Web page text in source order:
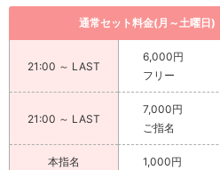
通常セット料金(月～土曜日
21:00 ～ LAST
6,000円
フリー
21:00 ～ LAST
7,000円
ご指名
本指名 1,000円